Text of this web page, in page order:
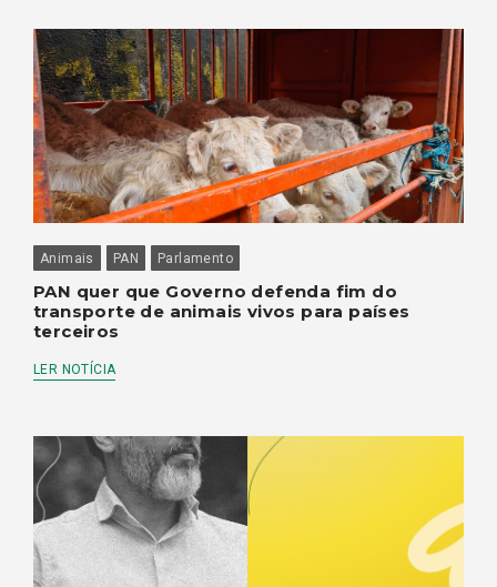
Animais PAN Parlamento
PAN quer que Governo defenda fim do
transporte de animais vivos para países
terceiros
LER NOTÍCIA